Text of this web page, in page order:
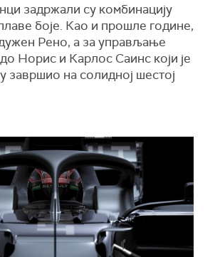
задржали су комбинацију
боје. Као и прошле године,
Рено, а за управљање
Норис и Карлос Саинс који је
завршио на солидној шестој